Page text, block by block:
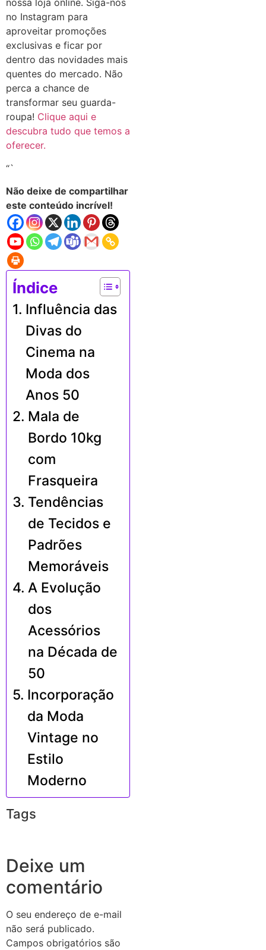
nossa loja online. Siga-nos
no Instagram para
aproveitar promoções
exclusivas e ficar por
dentro das novidades mais
quentes do mercado. Não
perca a chance de
transformar seu guarda-
roupa! Clique aqui e
descubra tudo que temos a
oferecer.
“`
Não deixe de compartilhar
este conteúdo incrível!
Índice
Influência das
Divas do
Cinema na
Moda dos
Anos 50
Mala de
Bordo 10kg
com
Frasqueira
Tendências
de Tecidos e
Padrões
Memoráveis
A Evolução
dos
Acessórios
na Década de
50
Incorporação
da Moda
Vintage no
Estilo
Moderno
Tags
Deixe um
comentário
O seu endereço de e-mail
não será publicado.
Campos obrigatórios são